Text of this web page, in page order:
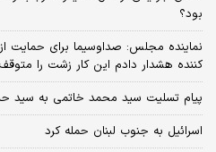
بود؟
نماینده مجلس: صداوسیما برای حمایت
کننده هشدار دادم این کار زشت را
پیام تسلیت سید محمد خاتمی به سید
اسرائیل به جنوب لبنان حمله کرد